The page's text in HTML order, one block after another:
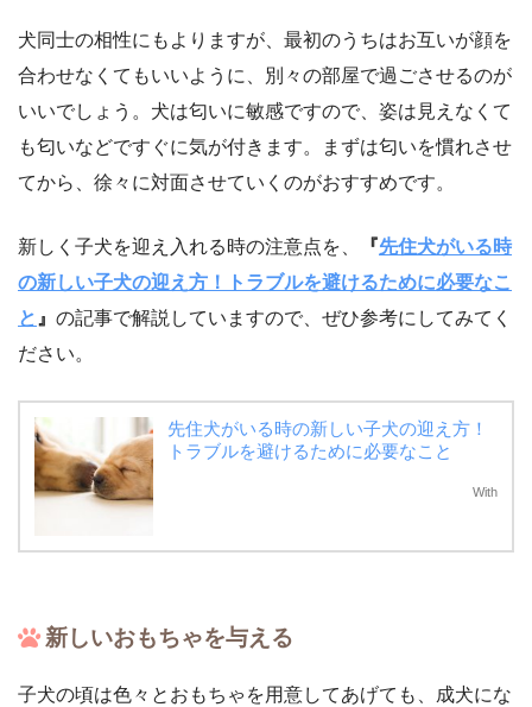
犬同士の相性にもよりますが、最初のうちはお互いが顔を
合わせなくてもいいように、別々の部屋で過ごさせるのが
いいでしょう。犬は匂いに敏感ですので、姿は見えなくて
も匂いなどですぐに気が付きます。まずは匂いを慣れさせ
てから、徐々に対面させていくのがおすすめです。
新しく子犬を迎え入れる時の注意点を、 『先住犬がいる時
の新しい子犬の迎え方！トラブルを避けるために必要なこ
と 』 の記事で解説していますので、ぜひ参考にしてみてく
ださい。
先住犬がいる時の新しい子犬の迎え方！
トラブルを避けるために必要なこと
With
新しいおもちゃを与える
子犬の頃は色々とおもちゃを用意してあげても、成犬にな